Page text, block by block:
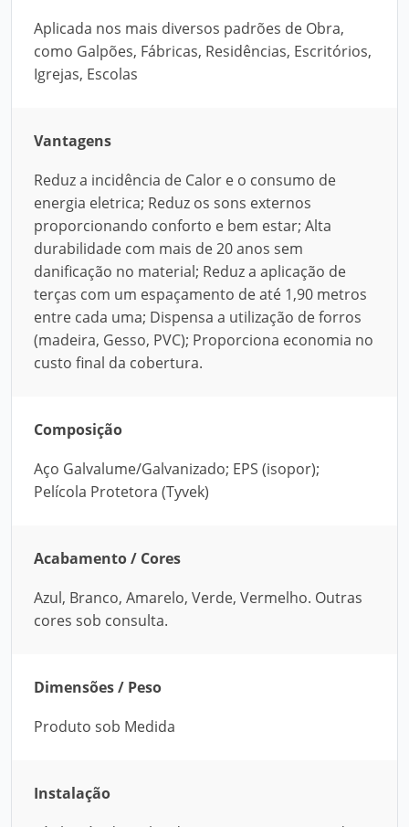
Aplicada nos mais diversos padrões de Obra,
como Galpões, Fábricas, Residências, Escritórios,
Igrejas, Escolas
Vantagens
Reduz a incidência de Calor e o consumo de
energia eletrica; Reduz os sons externos
proporcionando conforto e bem estar; Alta
durabilidade com mais de 20 anos sem
danificação no material; Reduz a aplicação de
terças com um espaçamento de até 1,90 metros
entre cada uma; Dispensa a utilização de forros
(madeira, Gesso, PVC); Proporciona economia no
custo final da cobertura.
Composição
Aço Galvalume/Galvanizado; EPS (isopor);
Pelícola Protetora (Tyvek)
Acabamento / Cores
Azul, Branco, Amarelo, Verde, Vermelho. Outras
cores sob consulta.
Dimensões / Peso
Produto sob Medida
Instalação